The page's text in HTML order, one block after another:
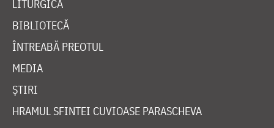
LITURGICĂ
BIBLIOTECĂ
ÎNTREABĂ PREOTUL
MEDIA
ȘTIRI
HRAMUL SFINTEI CUVIOASE PARASCHEVA